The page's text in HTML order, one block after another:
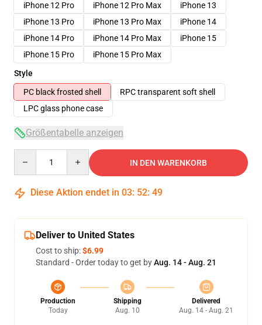
iPhone 12 Pro
iPhone 12 Pro Max
iPhone 13
iPhone 13 Pro
iPhone 13 Pro Max
iPhone 14
iPhone 14 Pro
iPhone 14 Pro Max
iPhone 15
iPhone 15 Pro
iPhone 15 Pro Max
Style
PC black frosted shell
RPC transparent soft shell
LPC glass phone case
Größentabelle anzeigen
IN DEN WARENKORB
Diese Aktion endet in 03: 52: 49
Deliver to United States
Cost to ship:$6.99
Standard - Order today to get byAug. 14 - Aug. 21
Production
Today
Shipping
Aug. 10
Delivered
Aug. 14 - Aug. 21